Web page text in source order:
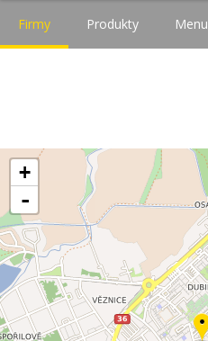
Firmy Produkty Menu
+
-